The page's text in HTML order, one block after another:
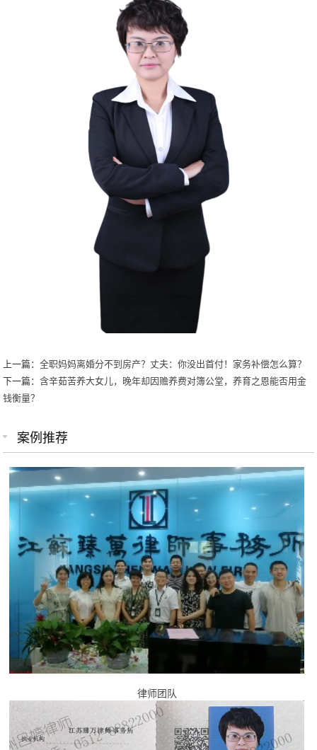
上一篇：全职妈妈离婚分不到房产？丈夫：你没出首付！家务补偿怎么算？
下一篇：含辛茹苦养大女儿，晚年却因赡养费对簿公堂，养育之恩能否用金
钱衡量？
案例推荐
律师团队